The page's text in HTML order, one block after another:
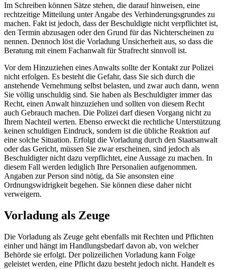
Im Schreiben können Sätze stehen, die darauf hinweisen, eine
rechtzeitige Mitteilung unter Angabe des Verhinderungsgrundes zu
machen. Fakt ist jedoch, dass der Beschuldigte nicht verpflichtet ist,
den Termin abzusagen oder den Grund für das Nichterscheinen zu
nennen. Dennoch löst die Vorladung Unsicherheit aus, so dass die
Beratung mit einem Fachanwalt für Strafrecht sinnvoll ist.
Vor dem Hinzuziehen eines Anwalts sollte der Kontakt zur Polizei
nicht erfolgen. Es besteht die Gefahr, dass Sie sich durch die
anstehende Vernehmung selbst belasten, und zwar auch dann, wenn
Sie völlig unschuldig sind. Sie haben als Beschuldigter immer das
Recht, einen Anwalt hinzuziehen und sollten von diesem Recht
auch Gebrauch machen. Die Polizei darf diesen Vorgang nicht zu
Ihrem Nachteil werten. Ebenso erweckt die rechtliche Unterstützung
keinen schuldigen Eindruck, sondern ist die übliche Reaktion auf
eine solche Situation. Erfolgt die Vorladung durch den Staatsanwalt
oder das Gericht, müssen Sie zwar erscheinen, sind jedoch als
Beschuldigter nicht dazu verpflichtet, eine Aussage zu machen. In
diesem Fall werden lediglich Ihre Personalien aufgenommen.
Angaben zur Person sind nötig, da Sie ansonsten eine
Ordnungswidrigkeit begehen. Sie können diese daher nicht
verweigern.
Vorladung als Zeuge
Die Vorladung als Zeuge geht ebenfalls mit Rechten und Pflichten
einher und hängt im Handlungsbedarf davon ab, von welcher
Behörde sie erfolgt. Der polizeilichen Vorladung kann Folge
geleistet werden, eine Pflicht dazu besteht jedoch nicht. Handelt es